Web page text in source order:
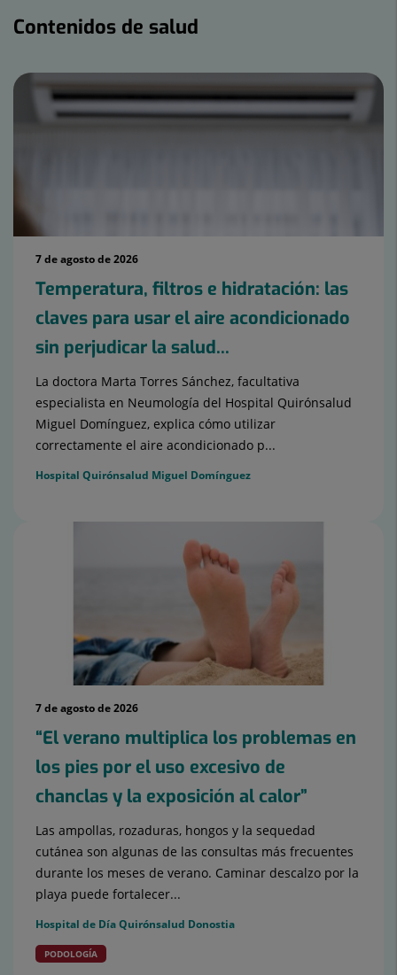
Contenidos de salud
7 de agosto de 2026
Temperatura, filtros e hidratación: las
claves para usar el aire acondicionado
sin perjudicar la salud...
La doctora Marta Torres Sánchez, facultativa
especialista en Neumología del Hospital Quirónsalud
Miguel Domínguez, explica cómo utilizar
correctamente el aire acondicionado p...
Hospital Quirónsalud Miguel Domínguez
7 de agosto de 2026
“El verano multiplica los problemas en
los pies por el uso excesivo de
chanclas y la exposición al calor”
Las ampollas, rozaduras, hongos y la sequedad
cutánea son algunas de las consultas más frecuentes
durante los meses de verano. Caminar descalzo por la
playa puede fortalecer...
Hospital de Día Quirónsalud Donostia
PODOLOGÍA